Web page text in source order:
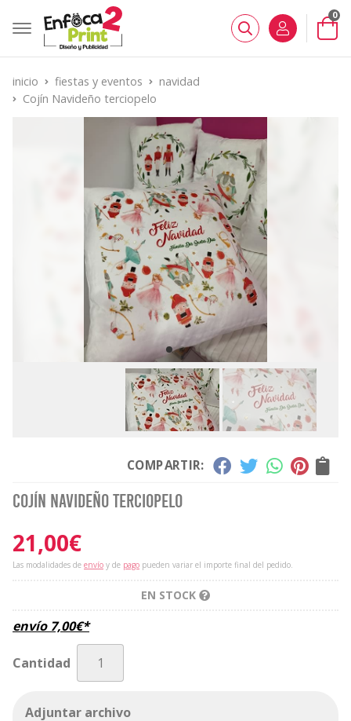
Buscar
0
inicio fiestas y eventos
navidad
Cojín Navideño terciopelo
COMPARTIR:
Cojín Navideño terciopelo
21,00€
Las modalidades de envío y de pago pueden variar el importe final del pedido.
EN STOCK
envío 7,00€*
Cantidad
Adjuntar archivo